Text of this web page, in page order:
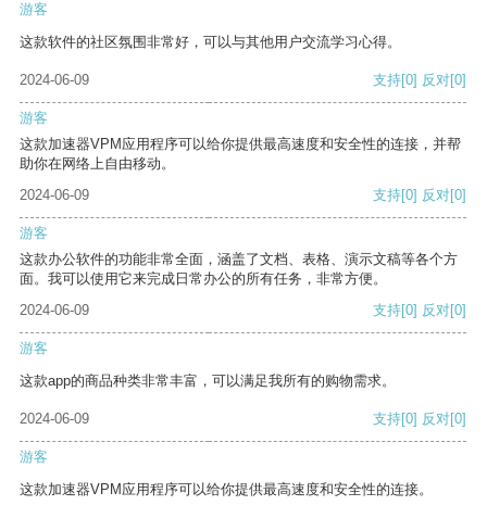
游客
这款软件的社区氛围非常好，可以与其他用户交流学习心得。
2024-06-09 支持[0] 反对[0]
游客
这款加速器VPM应用程序可以给你提供最高速度和安全性的连接，并帮
助你在网络上自由移动。
2024-06-09
支持[0] 反对[0]
游客
这款办公软件的功能非常全面，涵盖了文档、表格、演示文稿等各个方
面。我可以使用它来完成日常办公的所有任务，非常方便。
2024-06-09
支持[0] 反对[0]
游客
这款app的商品种类非常丰富，可以满足我所有的购物需求。
2024-06-09 支持[0] 反对[0]
游客
这款加速器VPM应用程序可以给你提供最高速度和安全性的连接。